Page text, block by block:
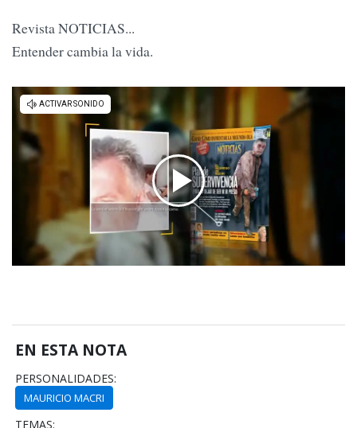
Revista NOTICIAS...
Entender cambia la vida.
EN ESTA NOTA
PERSONALIDADES:
MAURICIO MACRI
TEMAS: